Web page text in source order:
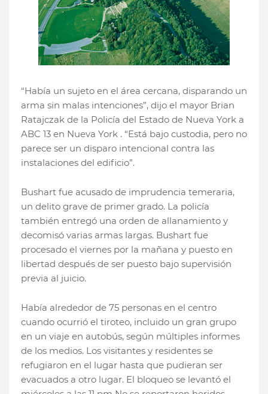
“Había un sujeto en el área cercana, disparando un
arma sin malas intenciones”, dijo el mayor Brian
Ratajczak de la Policía del Estado de Nueva York a
ABC 13 en Nueva York . “Está bajo custodia, pero no
parece ser un disparo intencional contra las
instalaciones del edificio”.
Bushart fue acusado de imprudencia temeraria,
un delito grave de primer grado. La policía
también entregó una orden de allanamiento y
decomisó varias armas largas. Bushart fue
procesado el viernes por la mañana y puesto en
libertad después de ser puesto bajo supervisión
previa al juicio.
Había alrededor de 75 personas en el centro
cuando ocurrió el tiroteo, incluido un gran grupo
en un viaje en autobús, según múltiples informes
de los medios. Los visitantes y residentes se
refugiaron en el lugar hasta que pudieran ser
evacuados a otro lugar. El bloqueo se levantó el